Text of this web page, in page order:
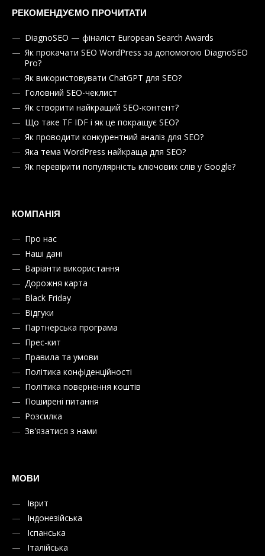
РЕКОМЕНДУЄМО ПРОЧИТАТИ
DiagnoSEO — фіналіст European Search Awards
Як прокачати SEO WordPress за допомогою DiagnoSEO
Pro?
Як використовувати ChatGPT для SEO?
Головний SEO-чеклист
Як створити найкращий SEO-контент?
Що таке TF IDF і як це покращує SEO?
Як проводити конкурентний аналіз для SEO?
Яка тема WordPress найкраща для SEO?
Як перевірити популярність ключових слів у Google?
КОМПАНІЯ
Про нас
Наші дані
Варіанти використання
Дорожня карта
Black Friday
Відгуки
Партнерська програма
Прес-кит
Правила та умови
Політика конфіденційності
Політика повернення коштів
Поширені питання
Розсилка
Зв'язатися з нами
МОВИ
Іврит
Індонезійська
Іспанська
Італійська